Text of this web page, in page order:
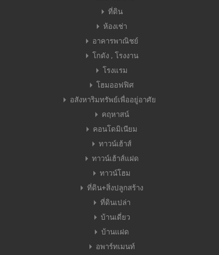
ที่ดิน
ห้องเช่า
อาคารพาณิชย์
โกดัง , โรงงาน
โรงแรม
โฮมออฟฟิศ
อสังหาริมทรัพย์เพื่ออยู่อาศัย
คฤหาสน์
คอนโดมิเนียม
ทาวน์เฮ้าส์
ทาวน์เฮ้าส์แฝด
ทาวน์โฮม
ที่ดิน+สิ่งปลูกสร้าง
ที่ดินเปล่า
บ้านเดี่ยว
บ้านแฝด
อพาร์ทเมนท์